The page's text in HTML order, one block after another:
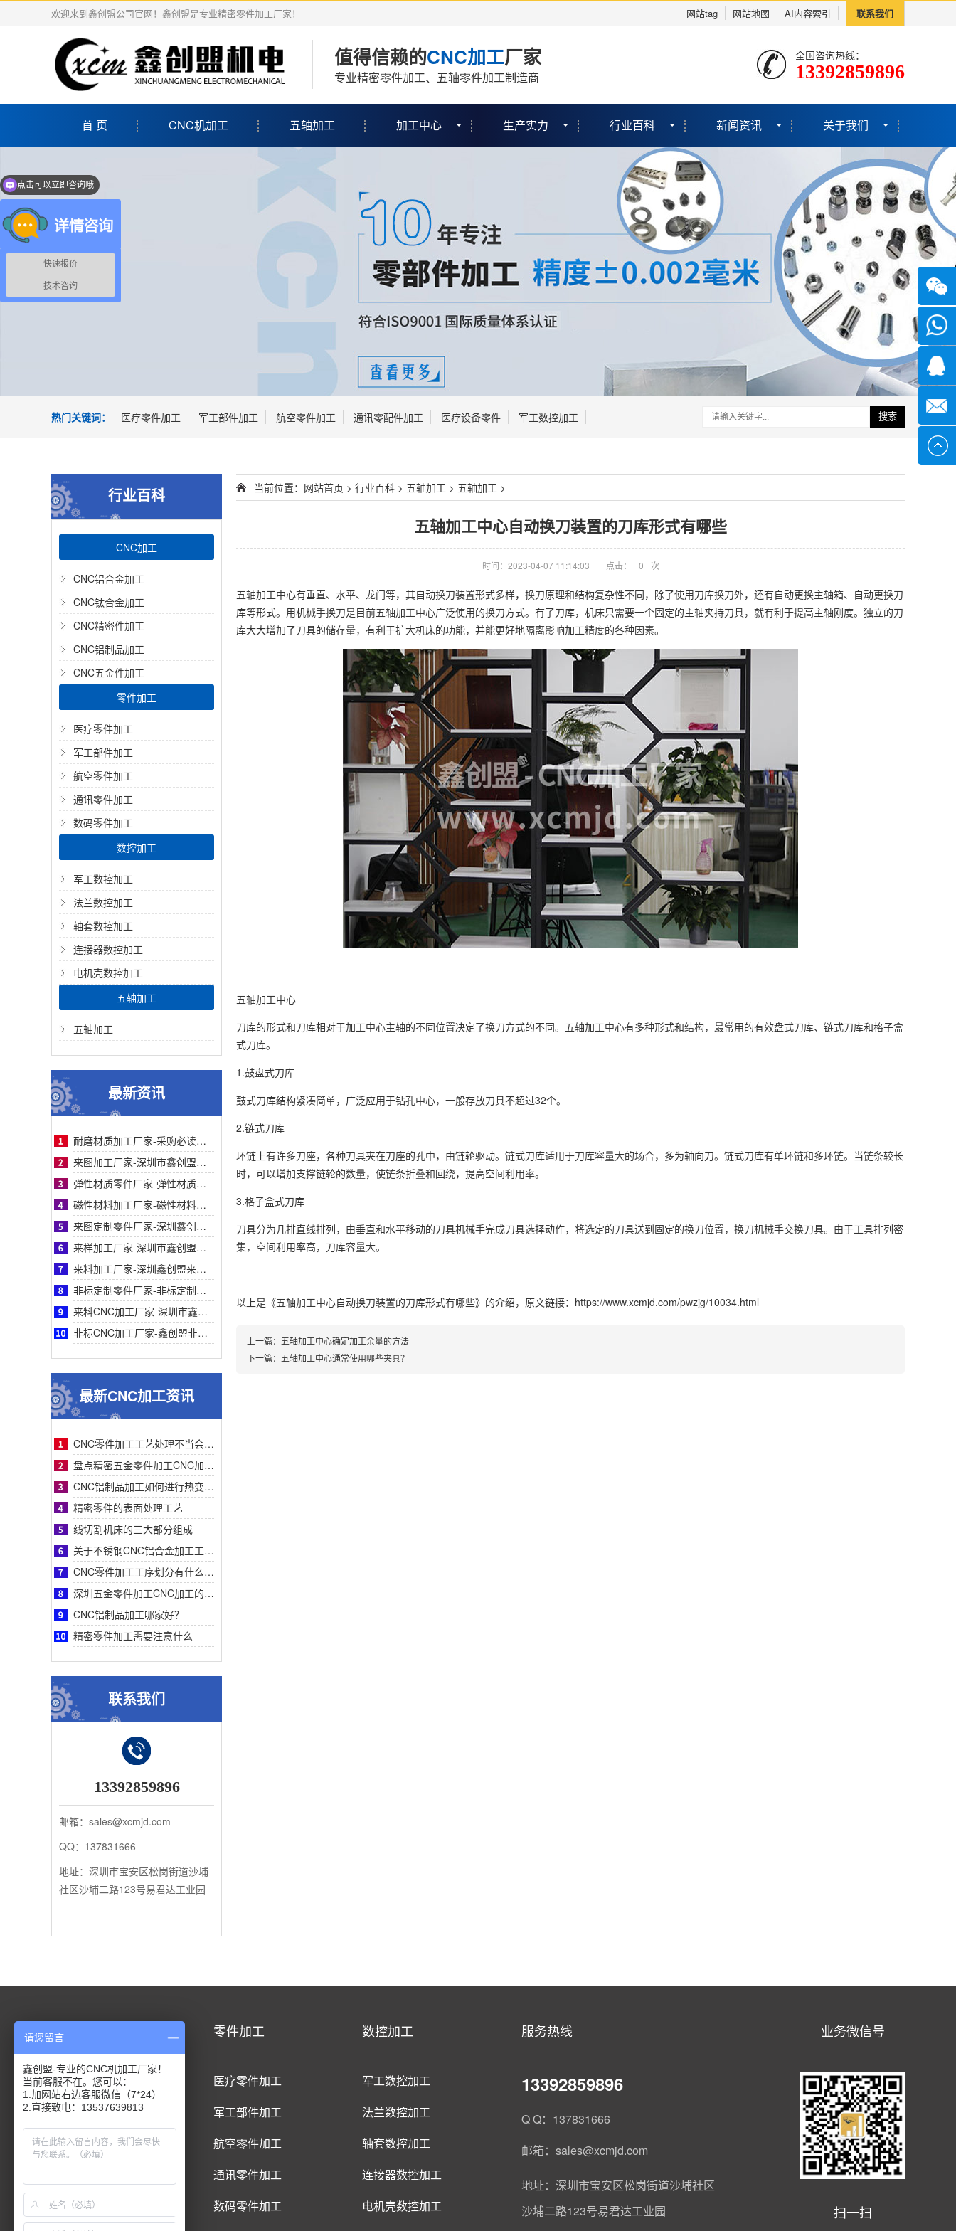
欢迎来到鑫创盟公司官网！鑫创盟是专业精密零件加工厂家！ 网站tag 网站地图 AI内容索引 联系我们
值得信赖的CNC加工厂家
专业精密零件加工、五轴零件加工制造商
全国咨询热线：
13392859896
首 页 CNC机加工 五轴加工 加工中心 生产实力 行业百科 新闻资讯 关于我们
热门关键词： 医疗零件加工 军工部件加工 航空零件加工 通讯零配件加工 医疗设备零件 军工数控加工 搜索
行业百科
CNC加工
CNC铝合金加工
CNC钛合金加工
CNC精密件加工
CNC铝制品加工
CNC五金件加工
零件加工
医疗零件加工
军工部件加工
航空零件加工
通讯零件加工
数码零件加工
数控加工
军工数控加工
法兰数控加工
轴套数控加工
连接器数控加工
电机壳数控加工
五轴加工
五轴加工
最新资讯
耐磨材质加工厂家-采购必读：耐磨材质加工厂家如何选？鑫创盟高耐磨低成本方案权威解析
来图加工厂家-深圳市鑫创盟机电技术有限公司来图加工厂家专业定制服务精准高效值得信赖
弹性材质零件厂家-弹性材质零件采购参考：深圳鑫创盟工艺、服务与客户案例对比详解指南
磁性材料加工厂家-磁性材料加工厂家采购参考之深圳鑫创盟机电技术有限公司深度专业解析
来图定制零件厂家-深圳鑫创盟机电来图定制零件厂家采购参考与专业工艺优势深度全面解析
来样加工厂家-深圳市鑫创盟机电来样加工厂家：精准定制，解决非标零件采购难题参考
来料加工厂家-深圳鑫创盟来料加工厂家：专业化精密制造与一站式合作方案采购参考
非标定制零件厂家-非标定制零件厂家采购指南：鑫创盟机电技术有限公司全面深度专业分析
来料CNC加工厂家-深圳市鑫创盟来料CNC加工精度高速效率高品质稳定可靠专业厂家服务
非标CNC加工厂家-鑫创盟非标CNC加工：一站式专业高效精密定制解决复杂零件采购难题
最新CNC加工资讯
CNC零件加工工艺处理不当会有什么影响？
盘点精密五金零件加工CNC加工明显的特征有哪些
CNC铝制品加工如何进行热变形处理？
精密零件的表面处理工艺
线切割机床的三大部分组成
关于不锈钢CNC铝合金加工工艺流程步骤介绍？
CNC零件加工工序划分有什么要求呢
深圳五金零件加工CNC加工的数控系统特点有什么？
CNC铝制品加工哪家好？
精密零件加工需要注意什么
联系我们
13392859896
邮箱：sales@xcmjd.com
QQ：137831666
地址：深圳市宝安区松岗街道沙埔
社区沙埔二路123号易君达工业园
当前位置： 网站首页 > 行业百科 > 五轴加工 > 五轴加工 >
五轴加工中心自动换刀装置的刀库形式有哪些
时间：2023-04-07 11:14:03 点击： 0 次
五轴加工中心有垂直、水平、龙门等，其自动换刀装置形式多样，换刀原理和结构复杂性不同，除了使用刀库换刀外，还有自动更换主轴箱、自动更换刀
库等形式。用机械手换刀是目前五轴加工中心广泛使用的换刀方式。有了刀库，机床只需要一个固定的主轴夹持刀具，就有利于提高主轴刚度。独立的刀
库大大增加了刀具的储存量，有利于扩大机床的功能，并能更好地隔离影响加工精度的各种因素。
五轴加工中心
刀库的形式和刀库相对于加工中心主轴的不同位置决定了换刀方式的不同。五轴加工中心有多种形式和结构，最常用的有效盘式刀库、链式刀库和格子盒
式刀库。
1.鼓盘式刀库
鼓式刀库结构紧凑简单，广泛应用于钻孔中心，一般存放刀具不超过32个。
2.链式刀库
环链上有许多刀座，各种刀具夹在刀座的孔中，由链轮驱动。链式刀库适用于刀库容量大的场合，多为轴向刀。链式刀库有单环链和多环链。当链条较长
时，可以增加支撑链轮的数量，使链条折叠和回绕，提高空间利用率。
3.格子盒式刀库
刀具分为几排直线排列，由垂直和水平移动的刀具机械手完成刀具选择动作，将选定的刀具送到固定的换刀位置，换刀机械手交换刀具。由于工具排列密
集，空间利用率高，刀库容量大。
以上是 《五轴加工中心自动换刀装置的刀库形式有哪些》 的介绍，原文链接： https://www.xcmjd.com/pwzjg/10034.html
上一篇： 五轴加工中心确定加工余量的方法
下一篇： 五轴加工中心通常使用哪些夹具？
CNC加工
CNC铝合金加工
CNC钛合金加工
CNC精密件加工
CNC五金件加工
零件加工
医疗零件加工
军工部件加工
航空零件加工
通讯零件加工
数码零件加工
数控加工
军工数控加工
法兰数控加工
轴套数控加工
连接器数控加工
电机壳数控加工
服务热线
13392859896
Q Q：137831666
邮箱：sales@xcmjd.com
地址：深圳市宝安区松岗街道沙埔社区
沙埔二路123号易君达工业园
业务微信号
扫一扫
微信
快速报价
技术咨询
亲，有什么需求呢？
请您留言
鑫创盟-专业的CNC机加工厂家！
当前客服不在。您可以：
1.加网站右边客服微信（7*24）
2.直接致电：13537639813